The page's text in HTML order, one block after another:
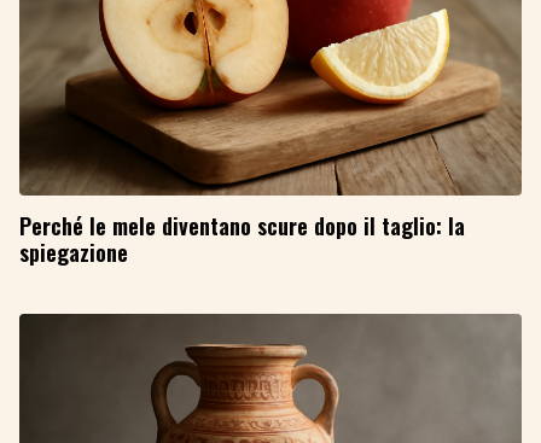
Perché le mele diventano scure dopo il taglio: la
spiegazione